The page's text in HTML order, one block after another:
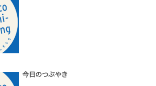
今日のつぶやき